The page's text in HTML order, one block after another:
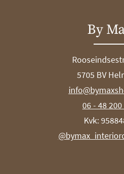
By
5705 BV
06 - 48
Kvk: